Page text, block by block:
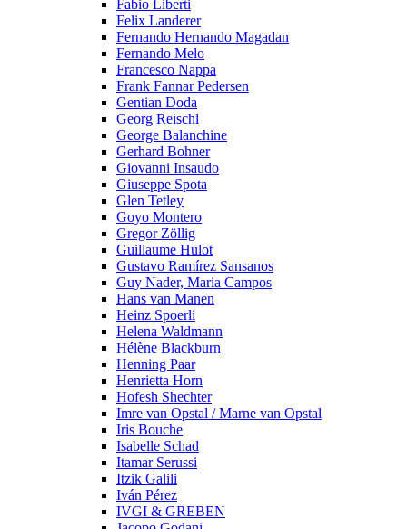
Fabio Liberti
Felix Landerer
Fernando Hernando Magadan
Fernando Melo
Francesco Nappa
Frank Fannar Pedersen
Gentian Doda
Georg Reischl
George Balanchine
Gerhard Bohner
Giovanni Insaudo
Giuseppe Spota
Glen Tetley
Goyo Montero
Gregor Zöllig
Guillaume Hulot
Gustavo Ramírez Sansanos
Guy Nader, Maria Campos
Hans van Manen
Heinz Spoerli
Helena Waldmann
Hélène Blackburn
Henning Paar
Henrietta Horn
Hofesh Shechter
Imre van Opstal / Marne van Opstal
Iris Bouche
Isabelle Schad
Itamar Serussi
Itzik Galili
Iván Pérez
IVGI & GREBEN